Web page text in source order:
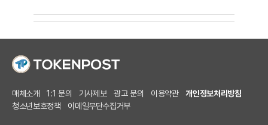
매체소개 1:1 문의 기사제보 광고 문의 이용약관
개인정보처리방침
청소년보호정책
이메일무단수집거부